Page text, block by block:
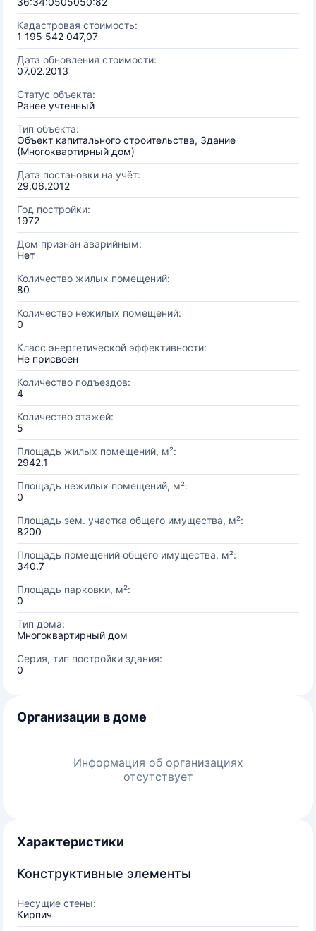
Кадастровая стоимость:
1 195 542 047,07
Дата обновления стоимости:
07.02.2013
Статус объекта:
Ранее учтенный
Тип объекта:
Объект капитального строительства, Здание
(Многоквартирный дом)
Дата постановки на учёт:
29.06.2012
Год постройки:
1972
Дом признан аварийным:
Нет
Количество жилых помещений:
80
Количество нежилых помещений:
0
Класс энергетической эффективности:
Не присвоен
Количество подъездов:
4
Количество этажей:
5
Площадь жилых помещений, м²:
2942.1
Площадь нежилых помещений, м²:
0
Площадь зем. участка общего имущества, м²:
8200
Площадь помещений общего имущества, м²:
340.7
Площадь парковки, м²:
0
Тип дома:
Многоквартирный дом
Серия, тип постройки здания:
0
Организации в доме
Информация об организациях
отсутствует
Характеристики
Конструктивные элементы
Несущие стены:
Кирпич